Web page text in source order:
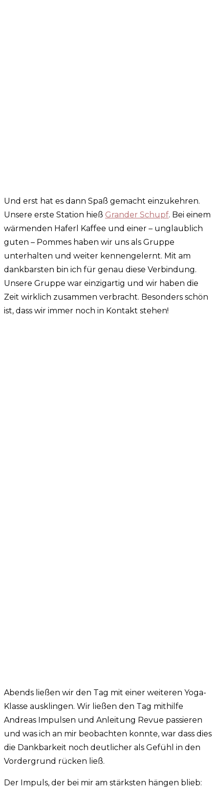
Und erst hat es dann Spaß gemacht einzukehren.
Unsere erste Station hieß Grander Schupf. Bei einem
wärmenden Haferl Kaffee und einer – unglaublich
guten – Pommes haben wir uns als Gruppe
unterhalten und weiter kennengelernt. Mit am
dankbarsten bin ich für genau diese Verbindung.
Unsere Gruppe war einzigartig und wir haben die
Zeit wirklich zusammen verbracht. Besonders schön
ist, dass wir immer noch in Kontakt stehen!
Abends ließen wir den Tag mit einer weiteren Yoga-
Klasse ausklingen. Wir ließen den Tag mithilfe
Andreas Impulsen und Anleitung Revue passieren
und was ich an mir beobachten konnte, war dass dies
die Dankbarkeit noch deutlicher als Gefühl in den
Vordergrund rücken ließ.
Der Impuls, der bei mir am stärksten hängen blieb: